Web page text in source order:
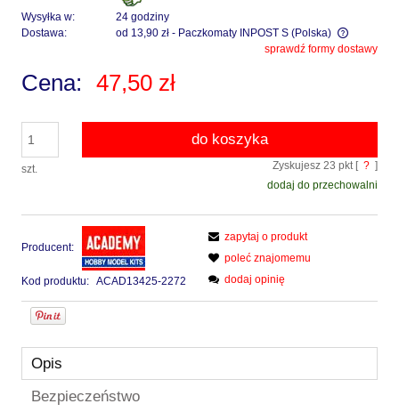
Wysyłka w:
24 godziny
Dostawa:
od 13,90 zł - Paczkomaty INPOST S (Polska)
Cena nie zawiera ewentualnych kosztów płatnościsprawdź formy dostawy
Cena: 47,50 zł
szt.
do koszyka
Zyskujesz 23 pkt [ ? ]
dodaj do przechowalni
Producent:
Kod produktu: ACAD13425-2272
zapytaj o produkt
poleć znajomemu
dodaj opinię
Opis
Bezpieczeństwo